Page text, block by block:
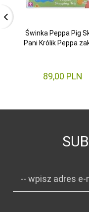
Świnka Peppa Pig
Pani Królik Peppa
89,00 PLN
-- wpisz adres e-